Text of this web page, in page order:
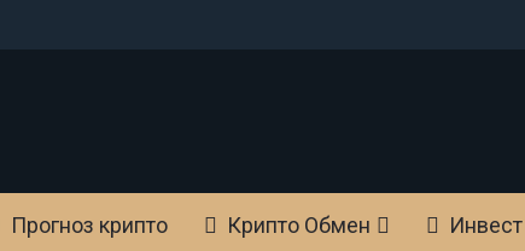
Прогноз крипто Крипто Обмен Инвест